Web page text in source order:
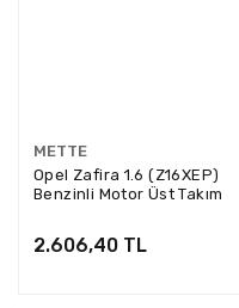
METTE
Opel Zafira 1.6 (Z16XEP)
Benzinli Motor Üst Takım
2.606,40 TL